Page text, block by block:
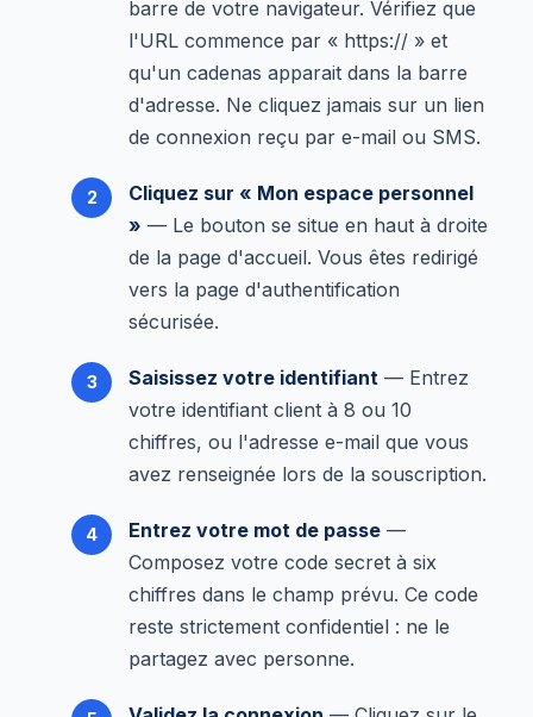
barre de votre navigateur. Vérifiez que
l'URL commence par « https:// » et
qu'un cadenas apparait dans la barre
d'adresse. Ne cliquez jamais sur un lien
de connexion reçu par e-mail ou SMS.
Cliquez sur « Mon espace personnel
» — Le bouton se situe en haut à droite
de la page d'accueil. Vous êtes redirigé
vers la page d'authentification
sécurisée.
Saisissez votre identifiant — Entrez
votre identifiant client à 8 ou 10
chiffres, ou l'adresse e-mail que vous
avez renseignée lors de la souscription.
Entrez votre mot de passe —
Composez votre code secret à six
chiffres dans le champ prévu. Ce code
reste strictement confidentiel : ne le
partagez avec personne.